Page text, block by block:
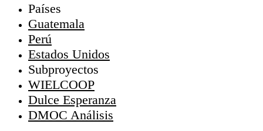
Países
Guatemala
Perú
Estados Unidos
Subproyectos
WIELCOOP
Dulce Esperanza
DMOC Análisis